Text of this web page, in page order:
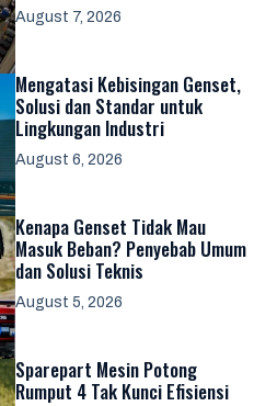
August 7, 2026
Mengatasi Kebisingan Genset,
Solusi dan Standar untuk
Lingkungan Industri
August 6, 2026
Kenapa Genset Tidak Mau
Masuk Beban? Penyebab Umum
dan Solusi Teknis
August 5, 2026
Sparepart Mesin Potong
Rumput 4 Tak Kunci Efisiensi